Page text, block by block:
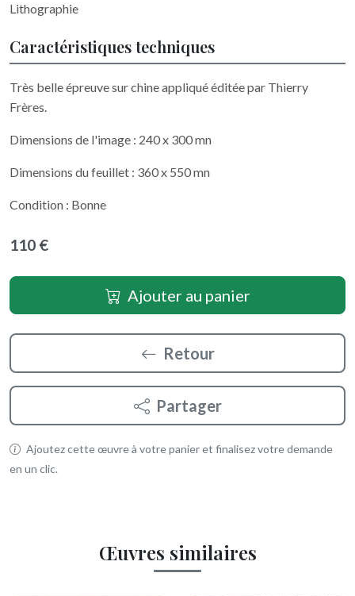
Lithographie
Caractéristiques techniques
Très belle épreuve sur chine appliqué éditée par Thierry
Frères.
Dimensions de l'image : 240 x 300 mn
Dimensions du feuillet : 360 x 550 mn
Condition : Bonne
110 €
Ajouter au panier
Retour
Partager
Ajoutez cette œuvre à votre panier et finalisez votre demande
en un clic.
Œuvres similaires